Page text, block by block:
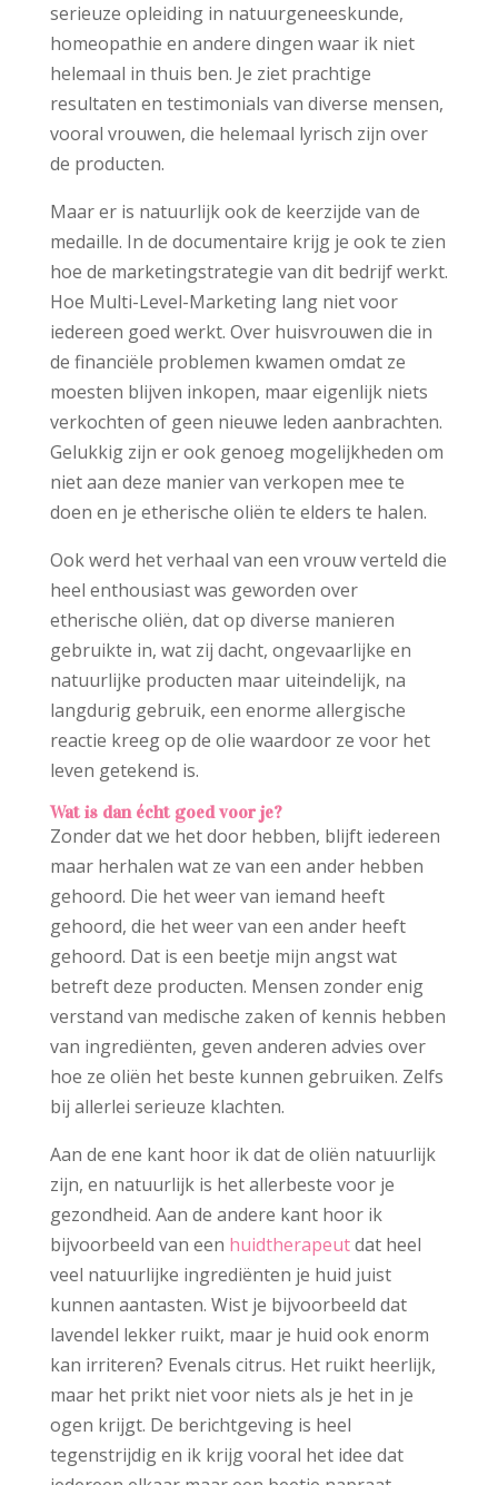
serieuze opleiding in natuurgeneeskunde,
homeopathie en andere dingen waar ik niet
helemaal in thuis ben. Je ziet prachtige
resultaten en testimonials van diverse mensen,
vooral vrouwen, die helemaal lyrisch zijn over
de producten.
Maar er is natuurlijk ook de keerzijde van de
medaille. In de documentaire krijg je ook te zien
hoe de marketingstrategie van dit bedrijf werkt.
Hoe Multi-Level-Marketing lang niet voor
iedereen goed werkt. Over huisvrouwen die in
de financiële problemen kwamen omdat ze
moesten blijven inkopen, maar eigenlijk niets
verkochten of geen nieuwe leden aanbrachten.
Gelukkig zijn er ook genoeg mogelijkheden om
niet aan deze manier van verkopen mee te
doen en je etherische oliën te elders te halen.
Ook werd het verhaal van een vrouw verteld die
heel enthousiast was geworden over
etherische oliën, dat op diverse manieren
gebruikte in, wat zij dacht, ongevaarlijke en
natuurlijke producten maar uiteindelijk, na
langdurig gebruik, een enorme allergische
reactie kreeg op de olie waardoor ze voor het
leven getekend is.
Wat is dan écht goed voor je?
Zonder dat we het door hebben, blijft iedereen
maar herhalen wat ze van een ander hebben
gehoord. Die het weer van iemand heeft
gehoord, die het weer van een ander heeft
gehoord. Dat is een beetje mijn angst wat
betreft deze producten. Mensen zonder enig
verstand van medische zaken of kennis hebben
van ingrediënten, geven anderen advies over
hoe ze oliën het beste kunnen gebruiken. Zelfs
bij allerlei serieuze klachten.
Aan de ene kant hoor ik dat de oliën natuurlijk
zijn, en natuurlijk is het allerbeste voor je
gezondheid. Aan de andere kant hoor ik
bijvoorbeeld van een huidtherapeutdat heel
veel natuurlijke ingrediënten je huid juist
kunnen aantasten. Wist je bijvoorbeeld dat
lavendel lekker ruikt, maar je huid ook enorm
kan irriteren? Evenals citrus. Het ruikt heerlijk,
maar het prikt niet voor niets als je het in je
ogen krijgt. De berichtgeving is heel
tegenstrijdig en ik krijg vooral het idee dat